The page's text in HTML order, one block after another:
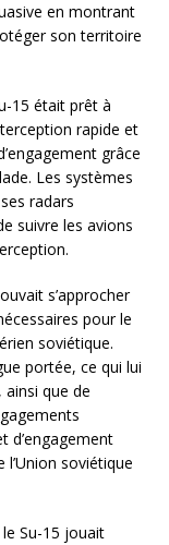
en montrant
son territoire
15 était prêt à
rapide et
grâce
Les systèmes
radars
suivre les avions
s’approcher
pour le
soviétique.
portée, ce qui lui
que de
d’engagement
soviétique
Su-15 jouait